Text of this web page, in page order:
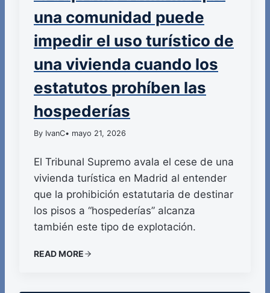
una comunidad puede
impedir el uso turístico de
una vivienda cuando los
estatutos prohíben las
hospederías
By IvanC• mayo 21, 2026
El Tribunal Supremo avala el cese de una
vivienda turística en Madrid al entender
que la prohibición estatutaria de destinar
los pisos a “hospederías” alcanza
también este tipo de explotación.
READ MORE